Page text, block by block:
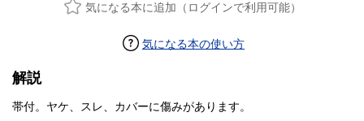
気になる本に追加（ログインで利用可能）
気になる本の使い方
解説
帯付。ヤケ、スレ、カバーに傷みがあります。